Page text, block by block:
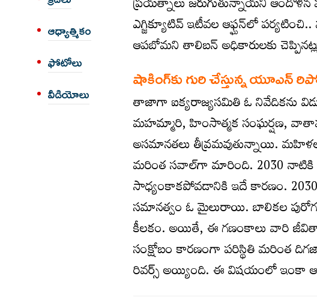
ఆధ్యాత్మికం
ఫోటోలు
వీడియోలు
ప్రయత్నాలు జరుగుతున్నాయని ఆందోళన
ఎగ్జిక్యూటివ్‌ ఇటీవల ఆఫ్ఘన్‌లో
ఆపబోమని తాలిబన్‌ అధికారులకు
షాకింగ్‌కు గురి చేస్తున్న యూఎన్‌
తాజాగా ఐక్యరాజ్యసమితి ఓ నివేదికను
మహమ్మారి, హింసాత్మక సంఘర్షణ,
అసమానతలు తీవ్రమవుతున్నాయి. మహిళల
మరింత సవాల్‌గా మారింది. 2030 నాటికి
సాధ్యంకాకపోవడానికి ఇదే కారణం.
సమానత్వం ఓ మైలురాయి. బాలికల
కీలకం. అయితే, ఈ గణంకాలు వారి
సంక్షోబం కారణంగా పరిస్థితి మరింత
రివర్స్‌ అయ్యింది. ఈ విషయంలో ఇంకా